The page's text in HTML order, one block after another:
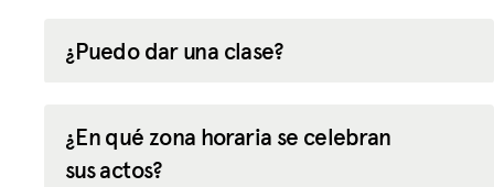
¿Puedo dar una clase?
¿En qué zona horaria se celebran
sus actos?